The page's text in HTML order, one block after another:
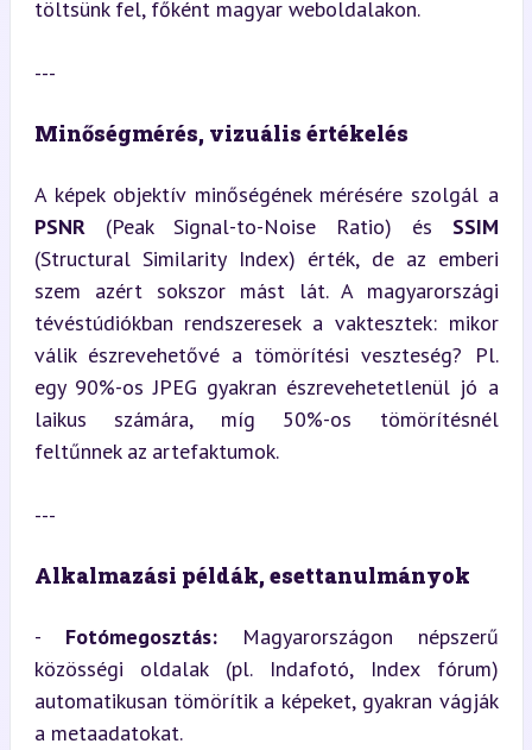
töltsünk fel, főként magyar weboldalakon.
---
Minőségmérés, vizuális értékelés
A képek objektív minőségének mérésére szolgál a
PSNR (Peak Signal-to-Noise Ratio) és SSIM
(Structural Similarity Index) érték, de az emberi
szem azért sokszor mást lát. A magyarországi
tévéstúdiókban rendszeresek a vaktesztek: mikor
válik észrevehetővé a tömörítési veszteség? Pl.
egy 90%-os JPEG gyakran észrevehetetlenül jó a
laikus számára, míg 50%-os tömörítésnél
feltűnnek az artefaktumok.
---
Alkalmazási példák, esettanulmányok
- Fotómegosztás: Magyarországon népszerű
közösségi oldalak (pl. Indafotó, Index fórum)
automatikusan tömörítik a képeket, gyakran vágják
a metaadatokat.